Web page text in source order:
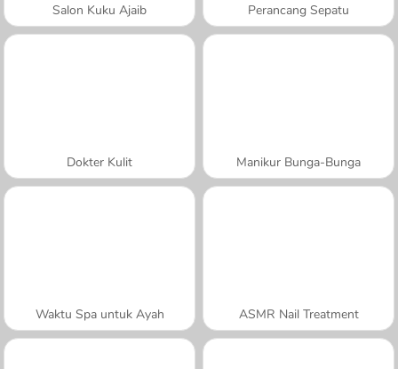
Salon Kuku Ajaib Perancang Sepatu
Dokter Kulit Manikur Bunga-Bunga
Waktu Spa untuk Ayah ASMR Nail Treatment